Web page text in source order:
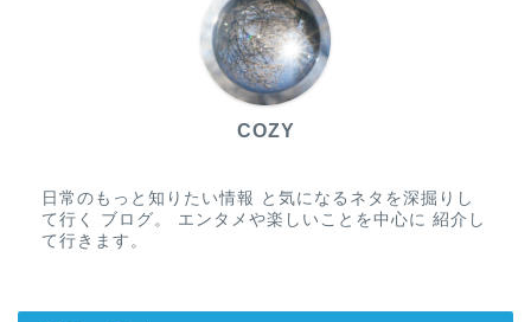
COZY
日常のもっと知りたい情報 と気になるネタを深掘りし
て行く ブログ。 エンタメや楽しいことを中心に 紹介し
て行きます。